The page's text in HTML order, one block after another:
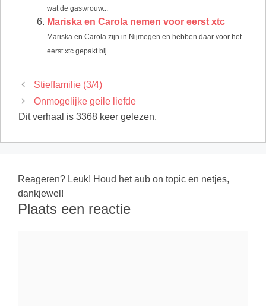
wat de gastvrouw...
Mariska en Carola nemen voor eerst xtc
Mariska en Carola zijn in Nijmegen en hebben daar voor het
eerst xtc gepakt bij...
Stieffamilie (3/4)
Onmogelijke geile liefde
Dit verhaal is 3368 keer gelezen.
Reageren? Leuk! Houd het aub on topic en netjes,
dankjewel!
Plaats een reactie